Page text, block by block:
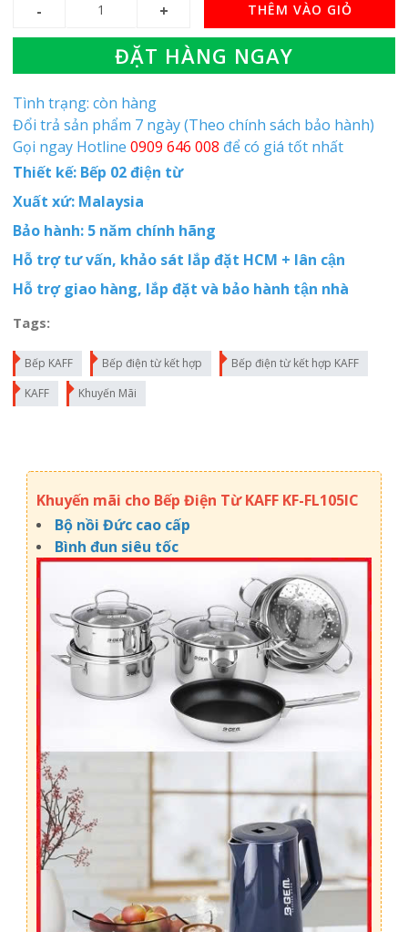
THÊM VÀO GIỎ
ĐẶT HÀNG NGAY
Tình trạng: còn hàng
Đổi trả sản phẩm 7 ngày (Theo chính sách bảo hành)
Gọi ngay Hotline 0909 646 008 để có giá tốt nhất
Thiết kế: Bếp 02 điện từ
Xuất xứ: Malaysia
Bảo hành: 5 năm chính hãng
Hỗ trợ tư vấn, khảo sát lắp đặt HCM + lân cận
Hỗ trợ giao hàng, lắp đặt và bảo hành tận nhà
Tags:
Bếp KAFF Bếp điện từ kết hợp
Bếp điện từ kết hợp KAFF
KAFF
Khuyến Mãi
Khuyến mãi cho Bếp Điện Từ KAFF KF-FL105IC
Bộ nồi Đức cao cấp
Bình đun siêu tốc